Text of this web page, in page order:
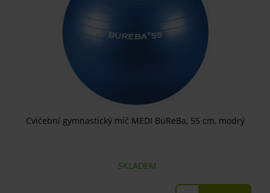
Cvičební gymnastický míč MEDI BuReBa, 55 cm, modrý
SKLADEM